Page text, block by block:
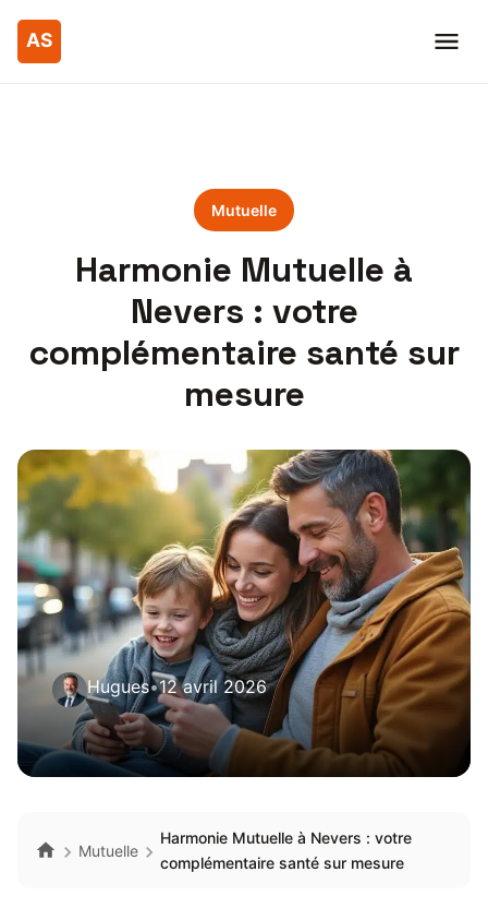
Mutuelle
Harmonie Mutuelle à
Nevers : votre
complémentaire santé sur
mesure
Hugues•12 avril 2026
Mutuelle
Harmonie Mutuelle à Nevers : votre
complémentaire santé sur mesure